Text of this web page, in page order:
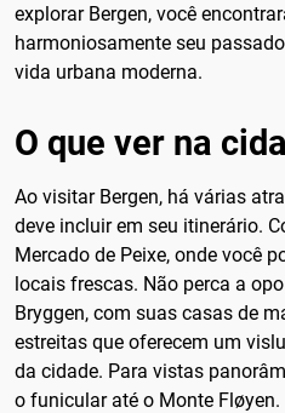
explorar Bergen, você
harmoniosamente seu
vida urbana moderna.
O que ver na
Ao visitar Bergen, há várias
deve incluir em seu itinerário.
Mercado de Peixe, onde você
locais frescas. Não perca a
Bryggen, com suas casas de
estreitas que oferecem um
da cidade. Para vistas
o funicular até o Monte